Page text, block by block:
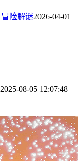
冒险解谜2026-04-01
2025-08-05 12:07:48